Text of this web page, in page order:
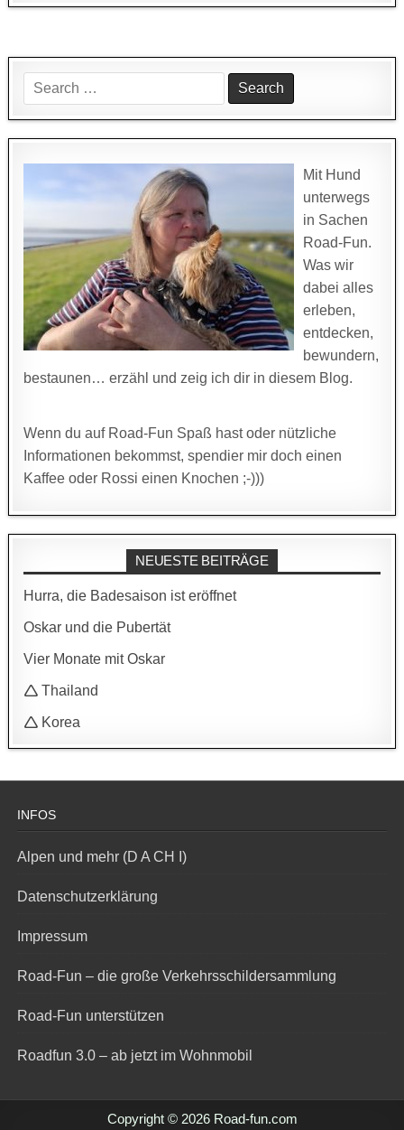
Search
for:
Mit Hund
unterwegs
in Sachen
Road-Fun.
Was wir
dabei alles
erleben,
entdecken,
bewundern,
bestaunen… erzähl und zeig ich dir in diesem Blog.
Wenn du auf Road-Fun Spaß hast oder nützliche
Informationen bekommst, spendier mir doch einen
Kaffee oder Rossi einen Knochen ;-)))
NEUESTE BEITRÄGE
Hurra, die Badesaison ist eröffnet
Oskar und die Pubertät
Vier Monate mit Oskar
🛆 Thailand
🛆 Korea
INFOS
Alpen und mehr (D A CH I)
Datenschutzerklärung
Impressum
Road-Fun – die große Verkehrsschildersammlung
Road-Fun unterstützen
Roadfun 3.0 – ab jetzt im Wohnmobil
Copyright © 2026 Road-fun.com